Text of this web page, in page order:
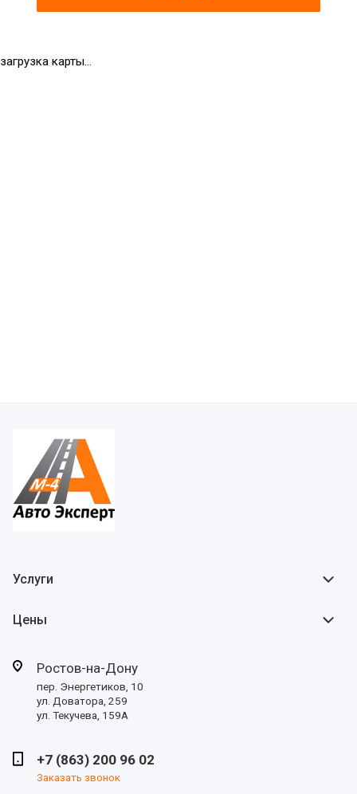
загрузка карты...
Услуги
Цены
Ростов-на-Дону
пер. Энергетиков, 10
ул. Доватора, 259
ул. Текучева, 159А
+7 (863) 200 96 02
Заказать звонок